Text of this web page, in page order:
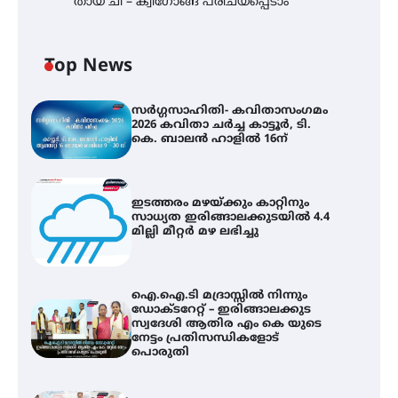
Top News
സർഗ്ഗസാഹിതി- കവിതാസംഗമം
2026 കവിതാ ചർച്ച കാട്ടൂർ, ടി.
കെ. ബാലൻ ഹാളിൽ 16ന്
ഇടത്തരം മഴയ്ക്കും കാറ്റിനും
സാധ്യത ഇരിങ്ങാലക്കുടയിൽ 4.4
മില്ലി മീറ്റർ മഴ ലഭിച്ചു
ഐ.ഐ.ടി മദ്രാസ്സിൽ നിന്നും
ഡോക്ടറേറ്റ് – ഇരിങ്ങാലക്കുട
സ്വദേശി ആതിര എം കെ യുടെ
നേട്ടം പ്രതിസന്ധികളോട്
പൊരുതി